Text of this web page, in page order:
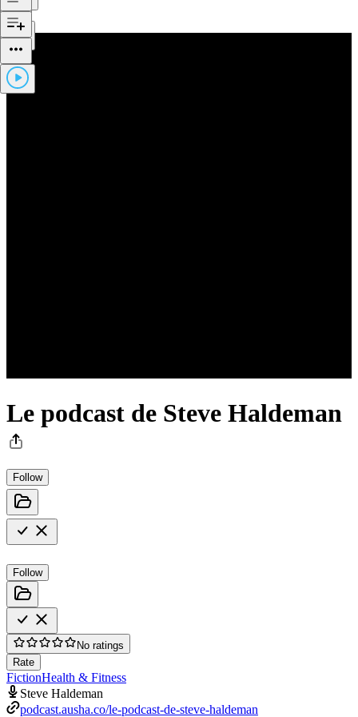
Le podcast de Steve Haldeman
Follow
Follow
No ratings
Rate
FictionHealth & Fitness
Steve Haldeman
podcast.ausha.co/le-podcast-de-steve-haldeman